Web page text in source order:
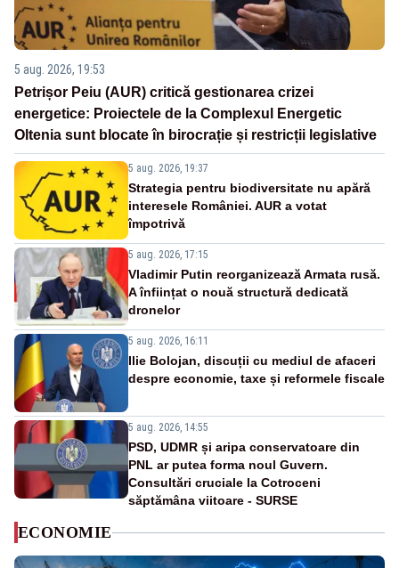
5 aug. 2026, 19:53
Petrișor Peiu (AUR) critică gestionarea crizei
energetice: Proiectele de la Complexul Energetic
Oltenia sunt blocate în birocrație și restricții legislative
5 aug. 2026, 19:37
Strategia pentru biodiversitate nu apără
interesele României. AUR a votat
împotrivă
5 aug. 2026, 17:15
Vladimir Putin reorganizează Armata rusă.
A înființat o nouă structură dedicată
dronelor
5 aug. 2026, 16:11
Ilie Bolojan, discuții cu mediul de afaceri
despre economie, taxe și reformele fiscale
5 aug. 2026, 14:55
PSD, UDMR și aripa conservatoare din
PNL ar putea forma noul Guvern.
Consultări cruciale la Cotroceni
săptămâna viitoare - SURSE
ECONOMIE